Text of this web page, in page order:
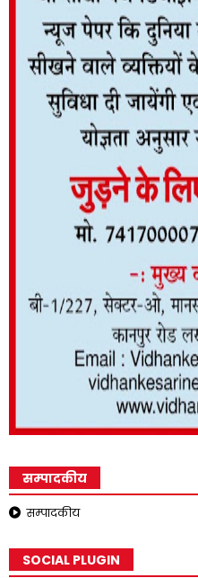
सम्पादकीय
सम्पादकीय
SOCIAL PLUGIN